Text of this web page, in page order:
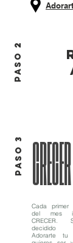
PASO 2
PASO 3 CRECER
Cada primer
del mes
CRECER.
decidido
Adorarte